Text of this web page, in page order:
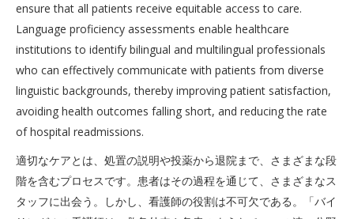
ensure that all patients receive equitable access to care.
Language proficiency assessments enable healthcare
institutions to identify bilingual and multilingual professionals
who can effectively communicate with patients from diverse
linguistic backgrounds, thereby improving patient satisfaction,
avoiding health outcomes falling short, and reducing the rate
of hospital readmissions.
適切なケアとは、処置の説明や投薬から退院まで、さまざまな段
階を含むプロセスです。患者はその過程を通じて、さまざまなス
タッフに出会う。しかし、看護師の役割は不可欠である。「バイ